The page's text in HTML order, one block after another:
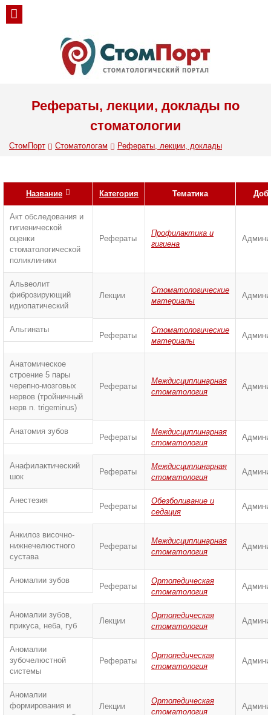
Рефераты, лекции, доклады по
стоматологии
СтомПорт Стоматологам Рефераты, лекции, доклады
Название Категория Тематика
Акт обследования и
гигиенической
оценки
стоматологической
поликлиники
Рефераты
Профилактика и
гигиена
Альвеолит
фиброзирующий
идиопатический
Лекции
Стоматологические
материалы
Альгинаты
Рефераты
Стоматологические
материалы
Анатомическое
строение 5 пары
черепно-мозговых
нервов (тройничный
нерв n. trigeminus)
Рефераты
Междисциплинарная
стоматология
Анатомия зубов
Рефераты
Междисциплинарная
стоматология
Анафилактический
шок
Рефераты
Междисциплинарная
стоматология
Анестезия
Рефераты
Обезболивание и
седация
Анкилоз височно-
нижнечелюстного
сустава
Рефераты
Междисциплинарная
стоматология
Аномалии зубов
Рефераты
Ортопедическая
стоматология
Аномалии зубов,
прикуса, неба, губ
Лекции
Ортопедическая
стоматология
Аномалии
зубочелюстной
системы
Рефераты
Ортопедическая
стоматология
Аномалии
формирования и
Лекции
Ортопедическая
стоматология